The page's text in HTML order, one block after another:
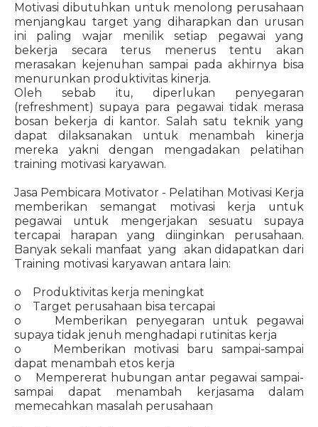
Motivasi dibutuhkan untuk menolong perusahaan
menjangkau target yang diharapkan dan urusan
ini paling wajar menilik setiap pegawai yang
bekerja secara terus menerus tentu akan
merasakan kejenuhan sampai pada akhirnya bisa
menurunkan produktivitas kinerja.
Oleh sebab itu, diperlukan penyegaran
(refreshment) supaya para pegawai tidak merasa
bosan bekerja di kantor. Salah satu teknik yang
dapat dilaksanakan untuk menambah kinerja
mereka yakni dengan mengadakan pelatihan
training motivasi karyawan.
Jasa Pembicara Motivator - Pelatihan Motivasi Kerja
memberikan semangat motivasi kerja untuk
pegawai untuk mengerjakan sesuatu supaya
tercapai harapan yang diinginkan perusahaan.
Banyak sekali manfaat yang akan didapatkan dari
Training motivasi karyawan antara lain:
o Produktivitas kerja meningkat
o Target perusahaan bisa tercapai
o Memberikan penyegaran untuk pegawai
supaya tidak jenuh menghadapi rutinitas kerja
o Memberikan motivasi baru sampai-sampai
dapat menambah etos kerja
o Mempererat hubungan antar pegawai sampai-
sampai dapat menambah kerjasama dalam
memecahkan masalah perusahaan